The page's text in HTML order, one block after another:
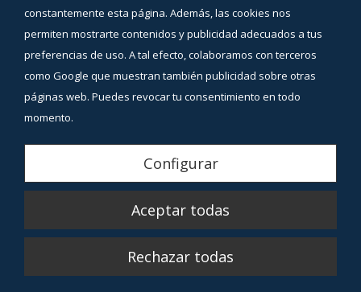
Síguenos
Facebook
YouTube
Aviso Legal
Política de Privacidad
Política de Cookies
Copyright © 2026 Sura Vitasan. Todos los derechos reservados
constantemente esta página. Además, las cookies nos
permiten mostrarte contenidos y publicidad adecuados a tus
preferencias de uso. A tal efecto, colaboramos con terceros
como Google que muestran también publicidad sobre otras
páginas web. Puedes revocar tu consentimiento en todo
momento.
Configurar
Aceptar todas
Rechazar todas